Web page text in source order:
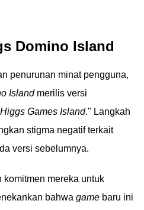
Domino Island
penurunan minat pengguna,
Islandmerilis versi
Higgs Games Island." Langkah
stigma negatif terkait
versi sebelumnya.
komitmen mereka untuk
bahwa game baru ini